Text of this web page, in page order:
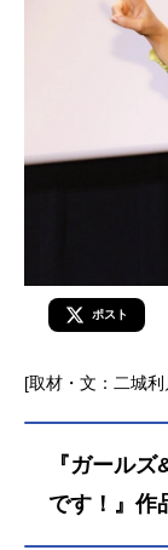
ポスト
[取材・文：二城利
『ガール
です！』作